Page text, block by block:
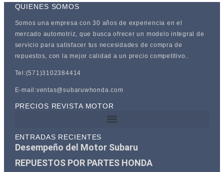
QUIENES SOMOS
Somos una empresa con 30 años de experiencia en el
mercado automotriz, que busca ofrecer un modelo integral de
servicio para satisfacer tus necesidades de compra de
repuestos, con la mejor calidad a un precio competitivo..
Tel:(571)3102384414
E-mail:ventas@subaruwhonda.com
PRECIOS REVISTA MOTOR
ENTRADAS RECIENTES
Desempeño del Motor Subaru
REPUESTOS POR PARTES HONDA